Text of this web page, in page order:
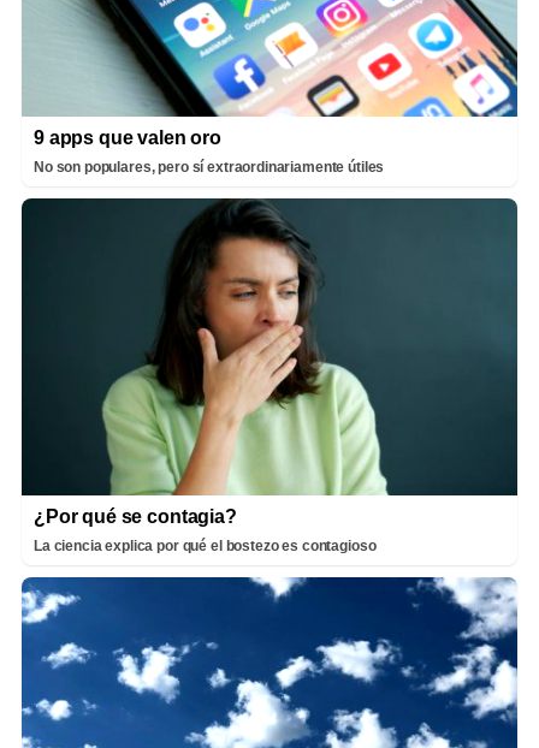
9 apps que valen oro
No son populares, pero sí extraordinariamente útiles
¿Por qué se contagia?
La ciencia explica por qué el bostezo es contagioso